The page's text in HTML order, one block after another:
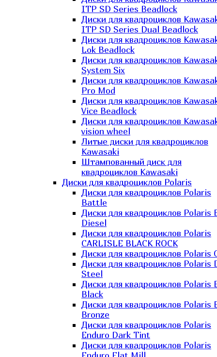
ITP SD Series Beadlock
Диски для квадроциклов
ITP SD Series Dual Beadlock
Диски для квадроциклов
Lok Beadlock
Диски для квадроциклов
System Six
Диски для квадроциклов
Pro Mod
Диски для квадроциклов
Vice Beadlock
Диски для квадроциклов
vision wheel
Литые диски для квадроциклов
Kawasaki​
Штампованный диск для
квадроциклов Kawasaki​
Диски для квадроциклов Polaris
Диски для квадроциклов Polaris
Battle
Диски для квадроциклов Polaris
Diesel
Диски для квадроциклов Polaris
CARLISLE BLACK ROCK
Диски для квадроциклов Polaris
Диски для квадроциклов Polaris
Steel
Диски для квадроциклов Polaris
Black
Диски для квадроциклов Polaris
Bronze
Диски для квадроциклов Polaris
Enduro Dark Tint
Диски для квадроциклов Polaris